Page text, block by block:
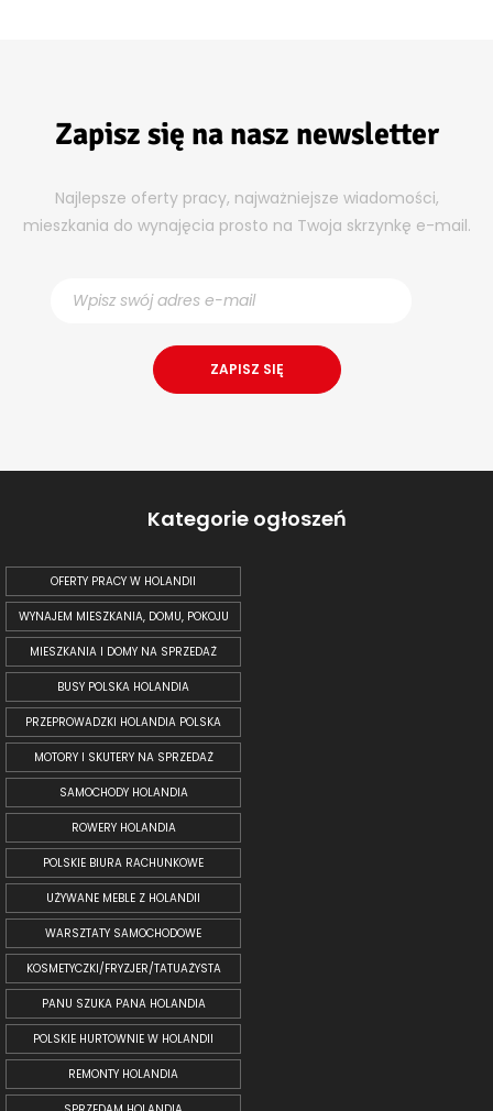
Zapisz się na nasz newsletter
Najlepsze oferty pracy, najważniejsze wiadomości,
mieszkania do wynajęcia prosto na Twoja skrzynkę e-mail.
Kategorie ogłoszeń
OFERTY PRACY W HOLANDII
WYNAJEM MIESZKANIA, DOMU, POKOJU
MIESZKANIA I DOMY NA SPRZEDAŻ
BUSY POLSKA HOLANDIA
PRZEPROWADZKI HOLANDIA POLSKA
MOTORY I SKUTERY NA SPRZEDAŻ
SAMOCHODY HOLANDIA
ROWERY HOLANDIA
POLSKIE BIURA RACHUNKOWE
UŻYWANE MEBLE Z HOLANDII
WARSZTATY SAMOCHODOWE
KOSMETYCZKI/FRYZJER/TATUAŻYSTA
PANU SZUKA PANA HOLANDIA
POLSKIE HURTOWNIE W HOLANDII
REMONTY HOLANDIA